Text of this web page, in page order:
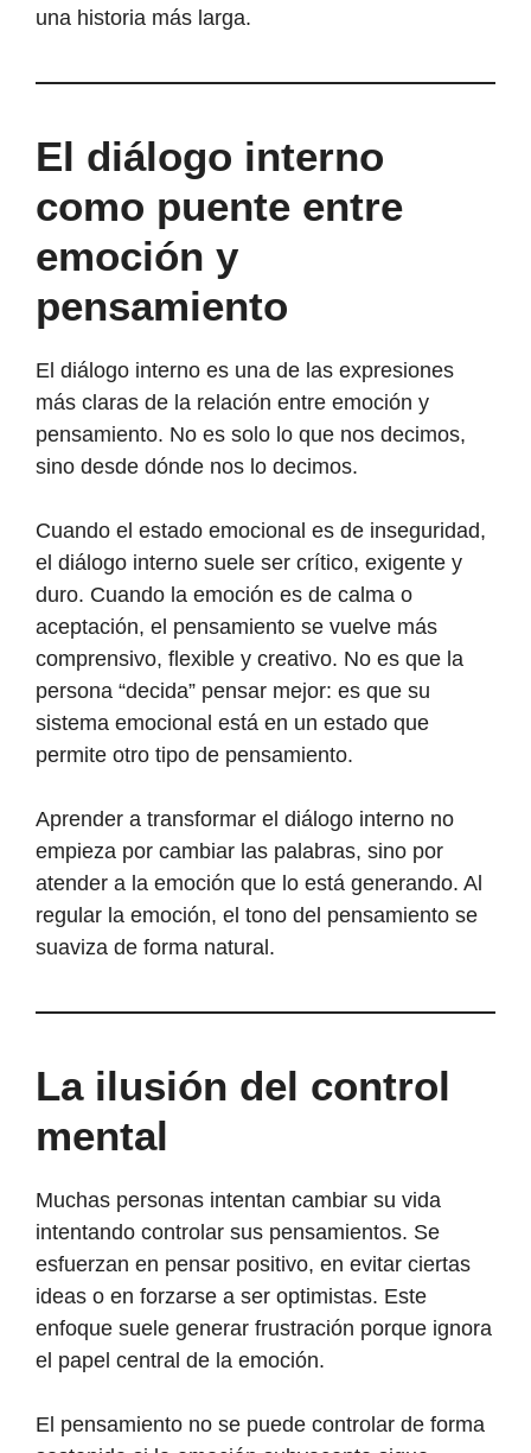
una historia más larga.
El diálogo interno
como puente entre
emoción y
pensamiento
El diálogo interno es una de las expresiones
más claras de la relación entre emoción y
pensamiento. No es solo lo que nos decimos,
sino desde dónde nos lo decimos.
Cuando el estado emocional es de inseguridad,
el diálogo interno suele ser crítico, exigente y
duro. Cuando la emoción es de calma o
aceptación, el pensamiento se vuelve más
comprensivo, flexible y creativo. No es que la
persona “decida” pensar mejor: es que su
sistema emocional está en un estado que
permite otro tipo de pensamiento.
Aprender a transformar el diálogo interno no
empieza por cambiar las palabras, sino por
atender a la emoción que lo está generando. Al
regular la emoción, el tono del pensamiento se
suaviza de forma natural.
La ilusión del control
mental
Muchas personas intentan cambiar su vida
intentando controlar sus pensamientos. Se
esfuerzan en pensar positivo, en evitar ciertas
ideas o en forzarse a ser optimistas. Este
enfoque suele generar frustración porque ignora
el papel central de la emoción.
El pensamiento no se puede controlar de forma